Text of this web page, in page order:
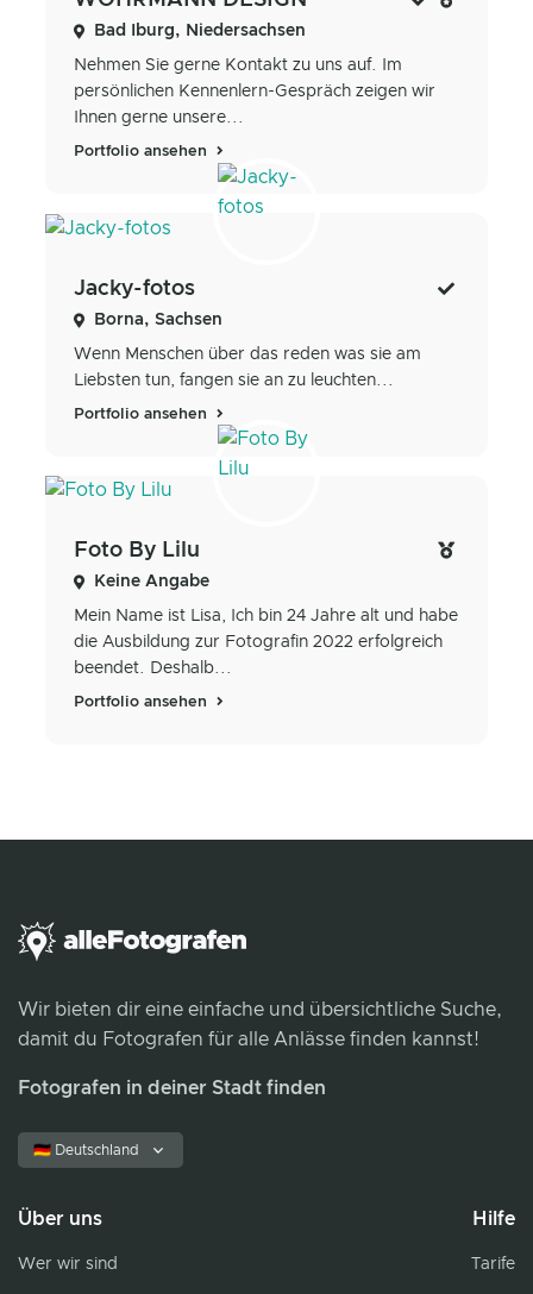
Bad Iburg, Niedersachsen
Nehmen Sie gerne Kontakt zu uns auf. Im
persönlichen Kennenlern-Gespräch zeigen wir
Ihnen gerne unsere...
Portfolio ansehen
Jacky-fotos
Borna, Sachsen
Wenn Menschen über das reden was sie am
Liebsten tun, fangen sie an zu leuchten...
Portfolio ansehen
Foto By Lilu
Keine Angabe
Mein Name ist Lisa, Ich bin 24 Jahre alt und habe
die Ausbildung zur Fotografin 2022 erfolgreich
beendet. Deshalb...
Portfolio ansehen
Wir bieten dir eine einfache und übersichtliche Suche,
damit du Fotografen für alle Anlässe finden kannst!
Fotografen in deiner Stadt finden
🇩🇪 Deutschland
Über uns
Wer wir sind
Hilfe
Tarife